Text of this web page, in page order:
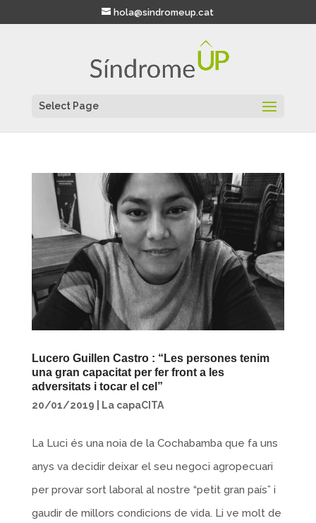
hola@sindromeup.cat
Select Page
Lucero Guillen Castro : “Les persones tenim
una gran capacitat per fer front a les
adversitats i tocar el cel”
20/01/2019 La capaCITA
La Luci és una noia de la Cochabamba que fa uns
anys va decidir deixar el seu negoci agropecuari
per provar sort laboral al nostre “petit gran país” i
gaudir de millors condicions de vida. Li ve molt de